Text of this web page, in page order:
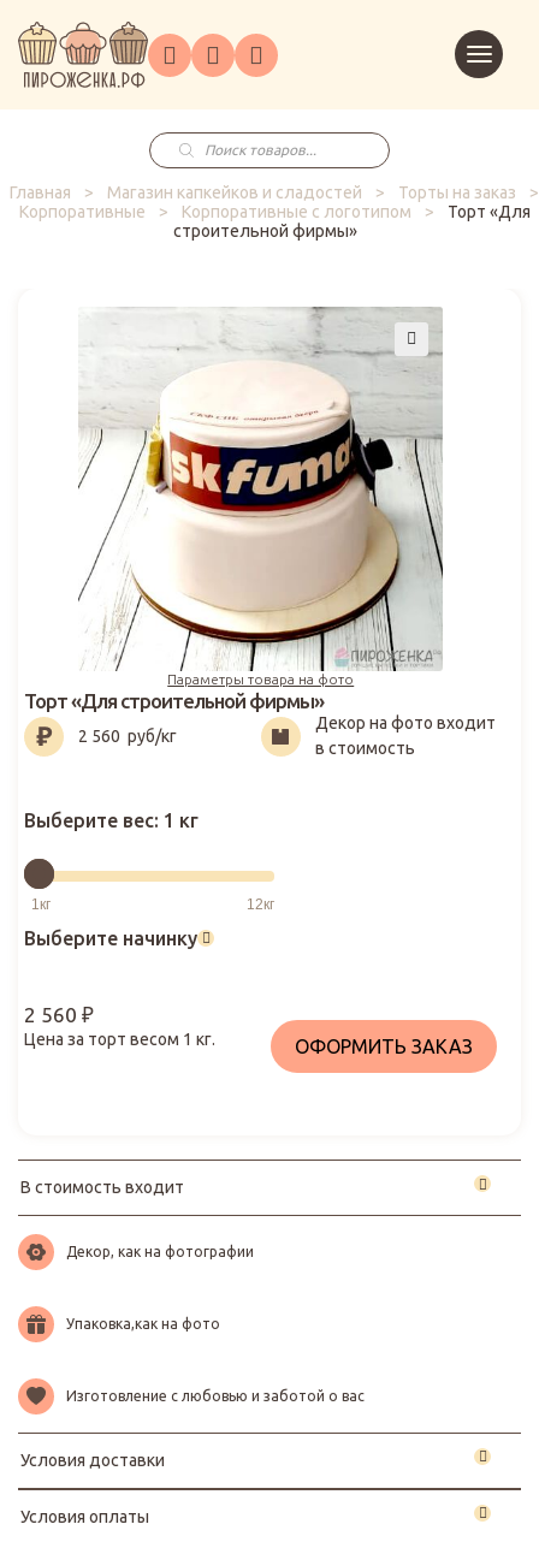
ГлавнаяКаталог
на
заказ
Праздники
Корпоративным
клиентам
в
корзину
Поиск
товаров
Главная
> Магазин капкейков и сладостей > Торты на заказ
>
Корпоративные
> Корпоративные с логотипом >
Торт «Для
строительной фирмы»
Параметры товара на фото
2 560₽
Торт «Для строительной фирмы»
2 560 руб/кг
Декор на фото входит
в стоимость
Выберите вес: 1 кг
Выберите начинку
2 560 ₽
Цена за торт весом 1 кг. ОФОРМИТЬ ЗАКАЗ
В стоимость входит
Декор, как на фотографии
Упаковка,как на фото
Изготовление с любовью и заботой о вас
Условия доставки
Условия оплаты